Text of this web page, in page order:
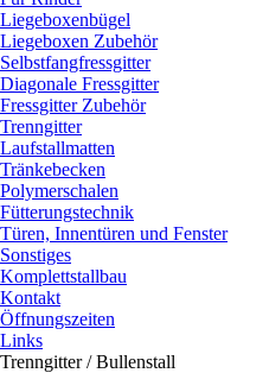
Liegeboxenbügel
Liegeboxen Zubehör
Selbstfangfressgitter
Diagonale Fressgitter
Fressgitter Zubehör
Trenngitter
Laufstallmatten
Tränkebecken
Polymerschalen
Fütterungstechnik
Türen, Innentüren und Fenster
Sonstiges
Komplettstallbau
Kontakt
Öffnungszeiten
Links
Trenngitter / Bullenstall